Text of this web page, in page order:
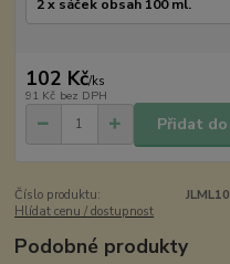
102 Kč/ks
91 Kč bez DPH
Přidat
Číslo produktu:
Hlídat cenu / dostupnost
Podobné produkty